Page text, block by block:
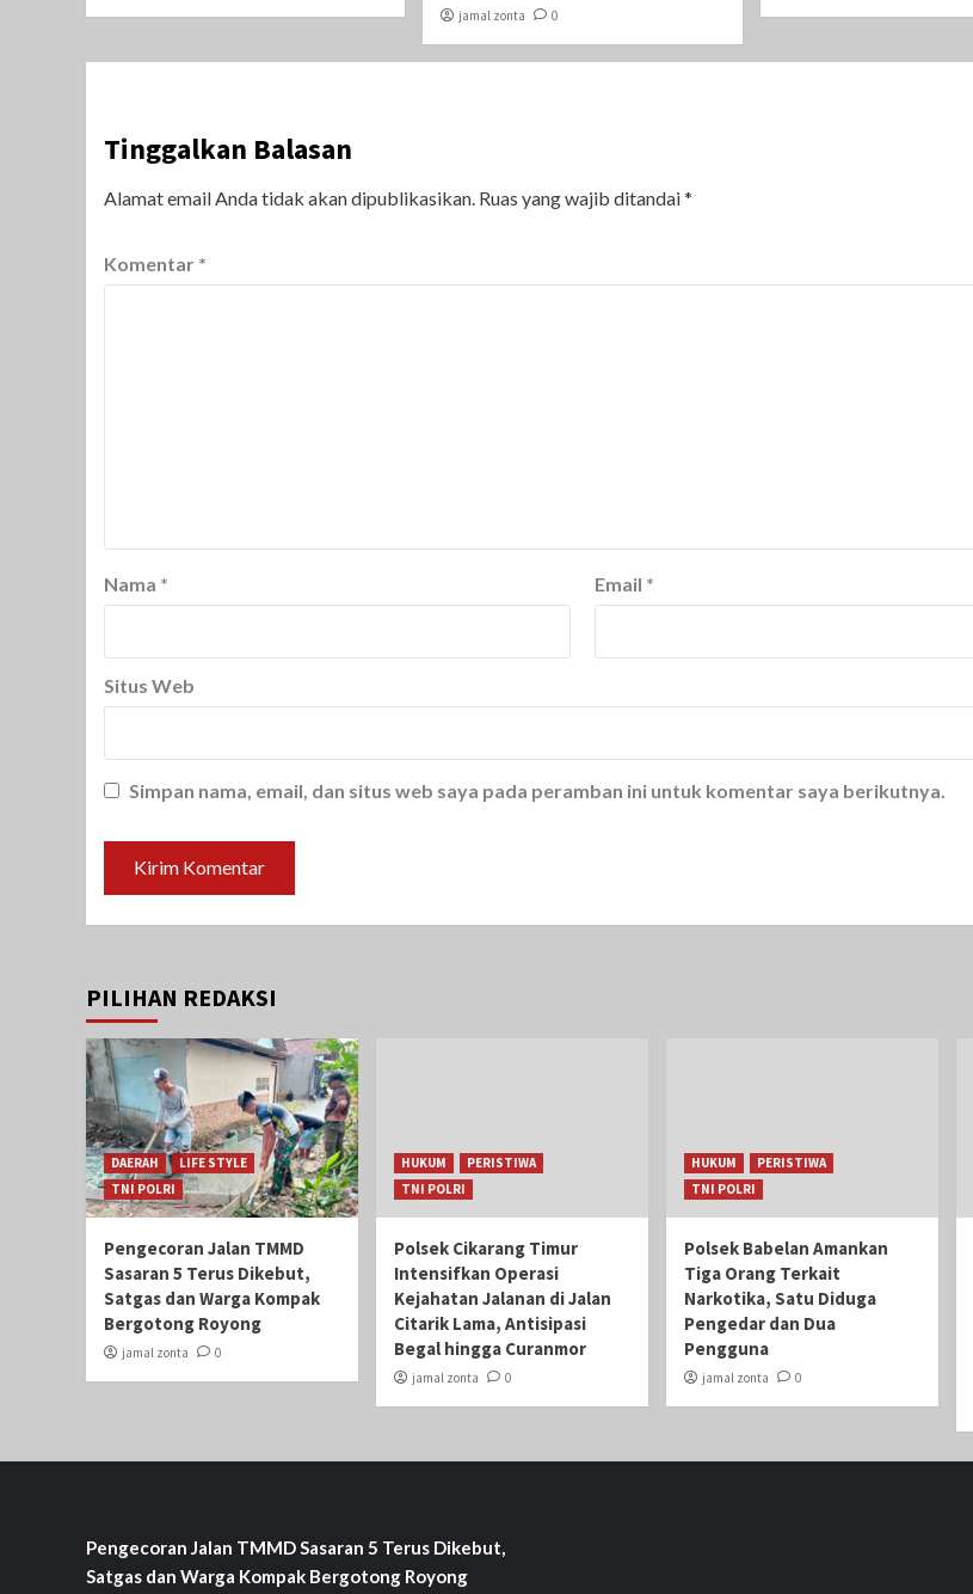
jamal zonta 0
Tinggalkan Balasan
Alamat email Anda tidak akan dipublikasikan. Ruas yang wajib ditandai*
Komentar *
Nama * Email *
Situs Web
Simpan nama, email, dan situs web saya pada peramban ini untuk komentar saya berikutnya.
PILIHAN REDAKSI
DAERAH
LIFE STYLE
TNI POLRI
Pengecoran Jalan TMMD
Sasaran 5 Terus Dikebut,
Satgas dan Warga Kompak
Bergotong Royong
jamal zonta 0
HUKUM
PERISTIWA
TNI POLRI
Polsek Cikarang Timur
Intensifkan Operasi
Kejahatan Jalanan di Jalan
Citarik Lama, Antisipasi
Begal hingga Curanmor
jamal zonta 0
HUKUM
PERISTIWA
TNI POLRI
Polsek Babelan Amankan
Tiga Orang Terkait
Narkotika, Satu Diduga
Pengedar dan Dua
Pengguna
jamal zonta 0
Pengecoran Jalan TMMD Sasaran 5 Terus Dikebut,
Satgas dan Warga Kompak Bergotong Royong